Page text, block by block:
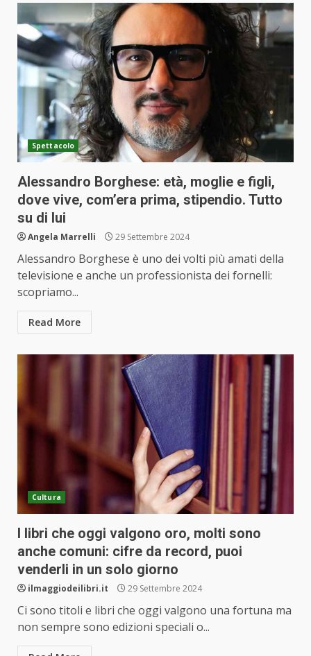
Spettacolo
Alessandro Borghese: età, moglie e figli,
dove vive, com’era prima, stipendio. Tutto
su di lui
Angela Marrelli 29 Settembre 2024
Alessandro Borghese è uno dei volti più amati della
televisione e anche un professionista dei fornelli:
scopriamo...
Read More
Cultura
I libri che oggi valgono oro, molti sono
anche comuni: cifre da record, puoi
venderli in un solo giorno
ilmaggiodeilibri.it 29 Settembre 2024
Ci sono titoli e libri che oggi valgono una fortuna ma
non sempre sono edizioni speciali o...